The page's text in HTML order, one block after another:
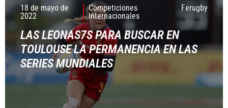
18 de mayo de
2022
Competiciones
Internacionales
Ferugby
LAS LEONAS7S PARA BUSCAR EN
TOULOUSE LA PERMANENCIA EN LAS
SERIES MUNDIALES